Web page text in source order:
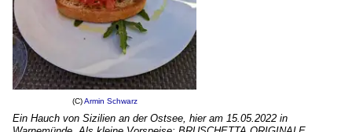
(C)Armin Schwarz
Ein Hauch von Sizilien an der Ostsee, hier am 15.05.2022 in